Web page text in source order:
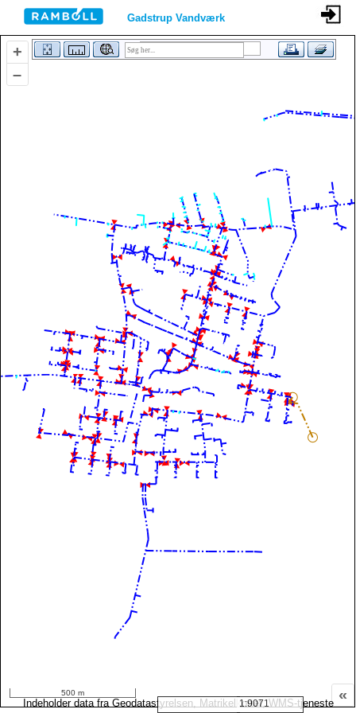
Gadstrup Vandværk
1:9071
Indeholder data fra Geodatastyrelsen, Matrikelkortet, WMS-tjeneste
+
–
«
500 m